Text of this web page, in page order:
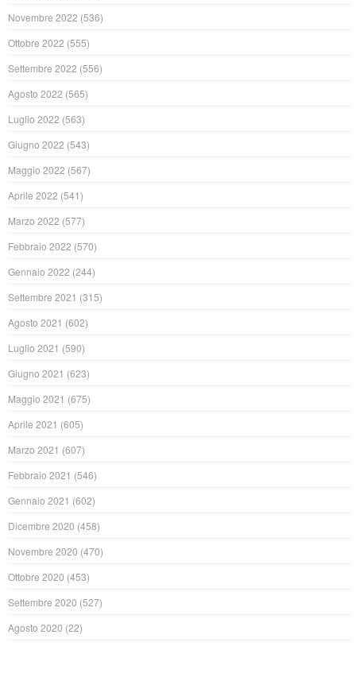
Novembre 2022 (536)
Ottobre 2022 (555)
Settembre 2022 (556)
Agosto 2022 (565)
Luglio 2022 (563)
Giugno 2022 (543)
Maggio 2022 (567)
Aprile 2022 (541)
Marzo 2022 (577)
Febbraio 2022 (570)
Gennaio 2022 (244)
Settembre 2021 (315)
Agosto 2021 (602)
Luglio 2021 (590)
Giugno 2021 (623)
Maggio 2021 (675)
Aprile 2021 (605)
Marzo 2021 (607)
Febbraio 2021 (546)
Gennaio 2021 (602)
Dicembre 2020 (458)
Novembre 2020 (470)
Ottobre 2020 (453)
Settembre 2020 (527)
Agosto 2020 (22)